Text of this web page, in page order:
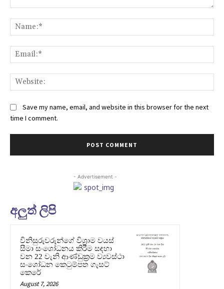
Save my name, email, and website in this browser for the next
time I comment.
- Advertisement -
අලුත් ලිපි
විනිසුරුවරුන්ගේ විශ්‍රාම වයස්
සීමා සංශෝධනය කිරීම සඳහා
වන 22 වැනි ආණ්ඩුක්‍රම ව්‍යවස්ථා
සංශෝධන කෙටුම්පත ගැසට්
කෙරේ
August 7, 2026